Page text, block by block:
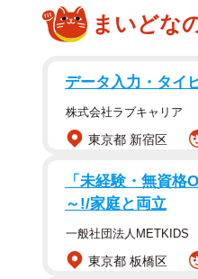
子守唄（あかぎのこも
援歌を数多く手がけた
まいどな
データ入力・タイ
株式会社ラブキャリア
東京都 新宿区
「未経験・無資
～!/家庭と両立
一般社団法人METKIDS
東京都 板橋区